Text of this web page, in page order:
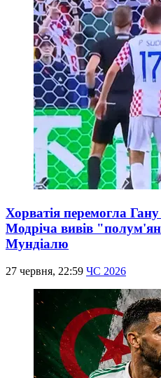
Хорватія перемогла
Модріча вивів
Мундіалю
27 червня, 22:59 ЧС 2026